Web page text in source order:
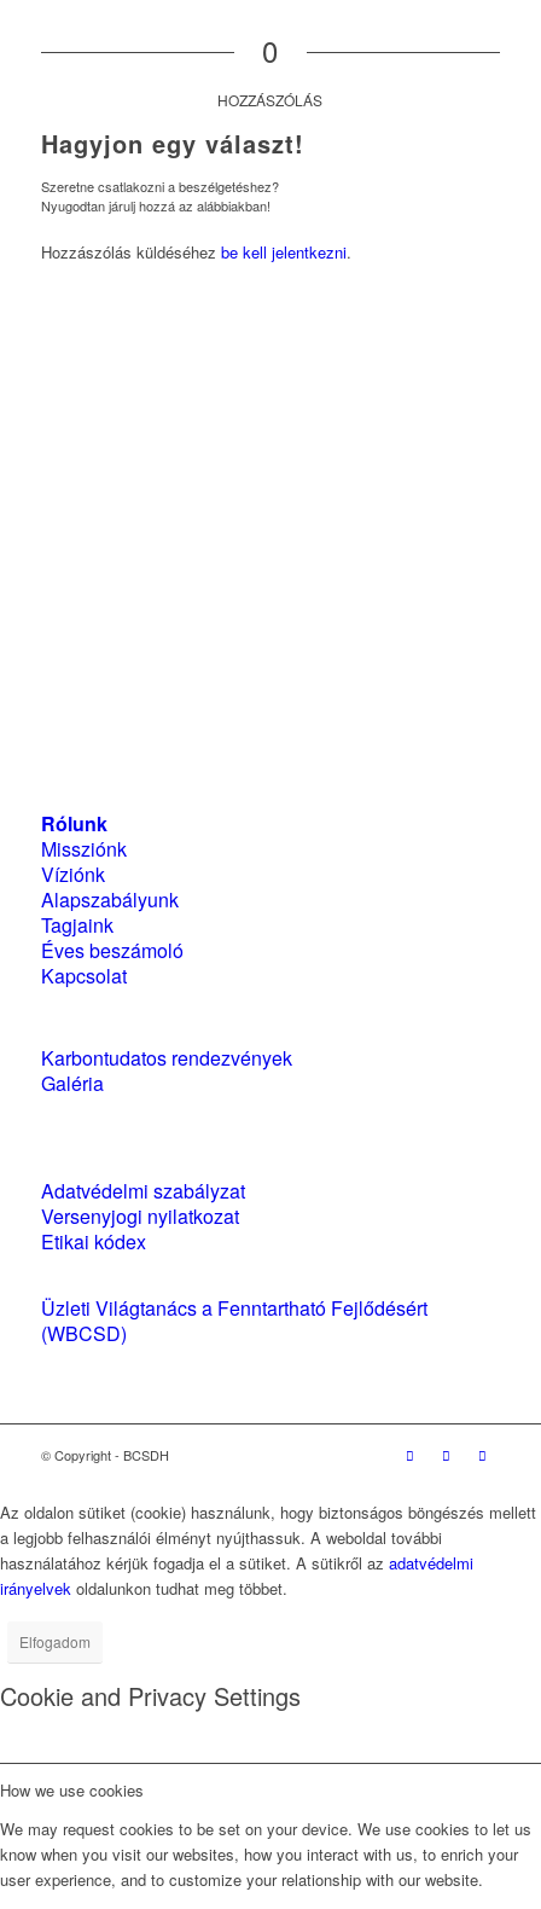
0
HOZZÁSZÓLÁS
Hagyjon egy választ!
Szeretne csatlakozni a beszélgetéshez?
Nyugodtan járulj hozzá az alábbiakban!
Hozzászólás küldéséhez be kell jelentkezni.
Rólunk
Missziónk
Víziónk
Alapszabályunk
Tagjaink
Éves beszámoló
Kapcsolat
Karbontudatos rendezvények
Galéria
Adatvédelmi szabályzat
Versenyjogi nyilatkozat
Etikai kódex
Üzleti Világtanács a Fenntartható Fejlődésért
(WBCSD)
© Copyright - BCSDH
Az oldalon sütiket (cookie) használunk, hogy biztonságos böngészés mellett
a legjobb felhasználói élményt nyújthassuk. A weboldal további
használatához kérjük fogadja el a sütiket. A sütikről az adatvédelmi
irányelvek oldalunkon tudhat meg többet.
Elfogadom
Cookie and Privacy Settings
How we use cookies
We may request cookies to be set on your device. We use cookies to let us
know when you visit our websites, how you interact with us, to enrich your
user experience, and to customize your relationship with our website.